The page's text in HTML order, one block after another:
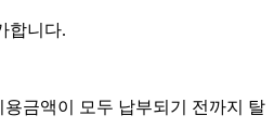
합니다.
금액이 모두 납부되기 전까지 탈